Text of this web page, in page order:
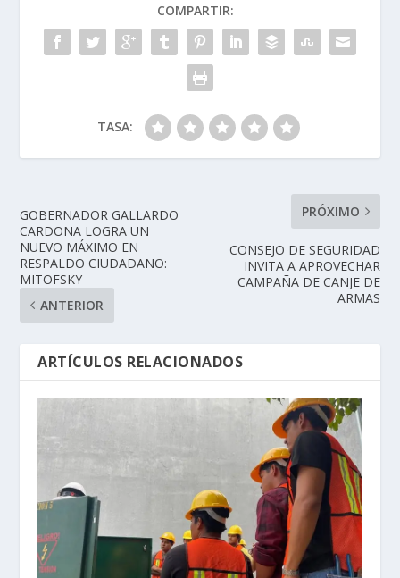
COMPARTIR:
TASA:
GOBERNADOR GALLARDO
CARDONA LOGRA UN
NUEVO MÁXIMO EN
RESPALDO CIUDADANO:
MITOFSKY
ANTERIOR
PRÓXIMO
CONSEJO DE SEGURIDAD
INVITA A APROVECHAR
CAMPAÑA DE CANJE DE
ARMAS
ARTÍCULOS RELACIONADOS